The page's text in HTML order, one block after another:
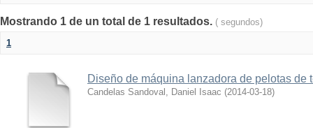
Mostrando 1 de un total de 1 resultados. ( segundos)
1
Diseño de máquina lanzadora de pelotas de
Candelas Sandoval, Daniel Isaac (2014-03-18)